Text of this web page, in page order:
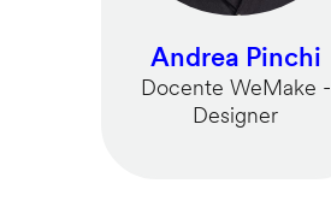
Andrea Pinchi
Docente WeMake -
Designer